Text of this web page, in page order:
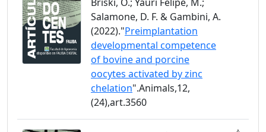
Salamone, D. F. & Gambini, A.
(2022)."Preimplantation
developmental competence
of bovine and porcine
oocytes activated by zinc
chelation".Animals,12,
(24),art.3560